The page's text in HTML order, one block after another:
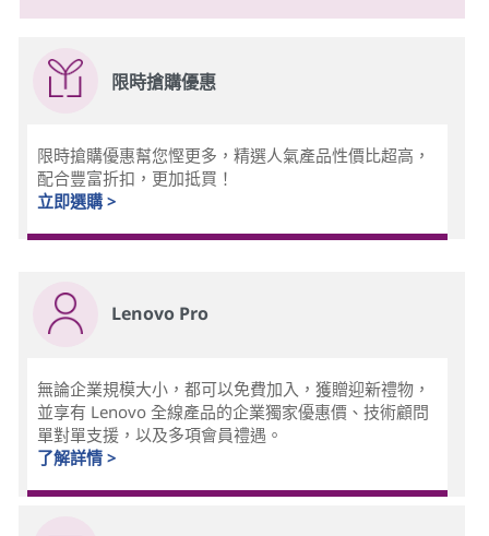
限時搶購優惠
限時搶購優惠幫您慳更多，精選人氣產品性價比超高，
配合豐富折扣，更加抵買！
立即選購 >
Lenovo Pro
無論企業規模大小，都可以免費加入，獲贈迎新禮物，
並享有 Lenovo 全線產品的企業獨家優惠價、技術顧問
單對單支援，以及多項會員禮遇。
了解詳情 >